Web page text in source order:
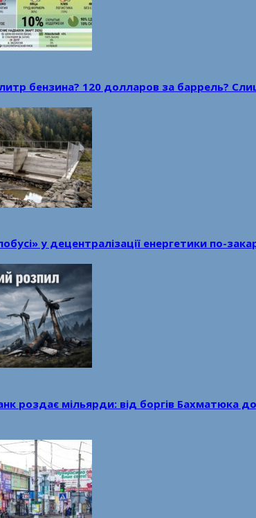
литр бензина? 120 долларов за баррель?
у децентралізації енергетики по-
роздає мільярди: від боргів Бахматюка до